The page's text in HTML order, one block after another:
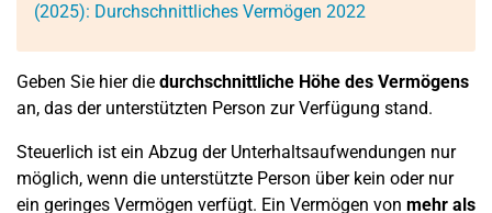
(2025): Durchschnittliches Vermögen 2022
Geben Sie hier die durchschnittliche Höhe des Vermögens
an, das der unterstützten Person zur Verfügung stand.
Steuerlich ist ein Abzug der Unterhaltsaufwendungen nur
möglich, wenn die unterstützte Person über kein oder nur
ein geringes Vermögen verfügt. Ein Vermögen von mehr als